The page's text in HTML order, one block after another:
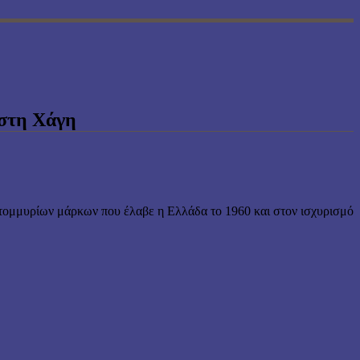
Χάγη
μάρκων που έλαβε η Ελλάδα το 1960 και στον ισχυρισμό